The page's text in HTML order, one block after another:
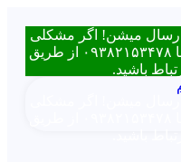
میشن! اگر مشکلی
در ثبت سفارش داشتین، میتونین با ۰۹۳۸۲۱۵۳۴۷۸ از طریق
باشید.
میشن! اگر مشکلی
باشید.